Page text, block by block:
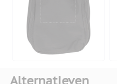
Alternatieven